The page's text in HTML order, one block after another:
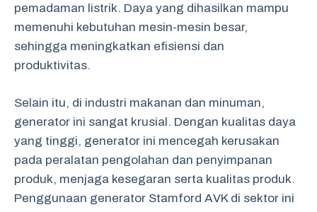
pemadaman listrik. Daya yang dihasilkan mampu
memenuhi kebutuhan mesin-mesin besar,
sehingga meningkatkan efisiensi dan
produktivitas.
Selain itu, di industri makanan dan minuman,
generator ini sangat krusial. Dengan kualitas daya
yang tinggi, generator ini mencegah kerusakan
pada peralatan pengolahan dan penyimpanan
produk, menjaga kesegaran serta kualitas produk.
Penggunaan generator Stamford AVK di sektor ini